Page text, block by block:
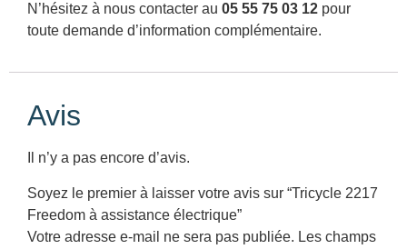
N’hésitez à nous contacter au 05 55 75 03 12 pour
toute demande d’information complémentaire.
Avis
Il n’y a pas encore d’avis.
Soyez le premier à laisser votre avis sur “Tricycle 2217
Freedom à assistance électrique”
Votre adresse e-mail ne sera pas publiée. Les champs